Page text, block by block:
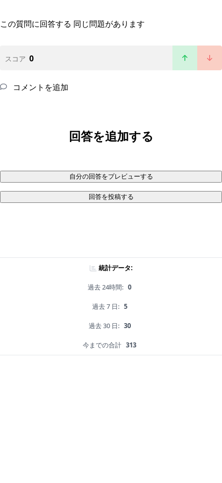
この質問に回答する 同じ問題があります
スコア 0
コメントを追加
回答を追加する
自分の回答をプレビューする
回答を投稿する
統計データ:
過去 24時間: 0
過去 7 日: 5
過去 30 日: 30
今までの合計 313